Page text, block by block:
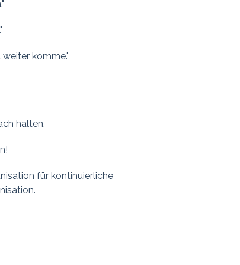
komme."
halten.
für kontinuierliche